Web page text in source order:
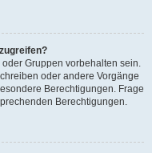
Gruppen vorbehalten sein.
oder andere Vorgänge
Berechtigungen. Frage
Berechtigungen.